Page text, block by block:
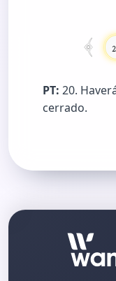
PT: 20.
cerrado.